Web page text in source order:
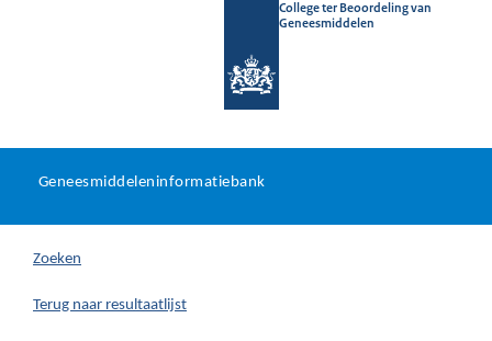
College ter Beoordeling van
Geneesmiddelen
U
hier:
Geneesmiddeleninformatiebank
Zoeken
Terug naar resultaatlijst